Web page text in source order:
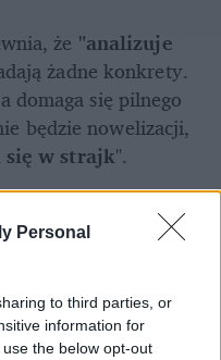
Personal
to third parties, or
information for
the below opt-out
że "analizuje
żadne konkrety.
domaga się pilnego
będzie nowelizacji,
w strajk".
Miał uspokoić